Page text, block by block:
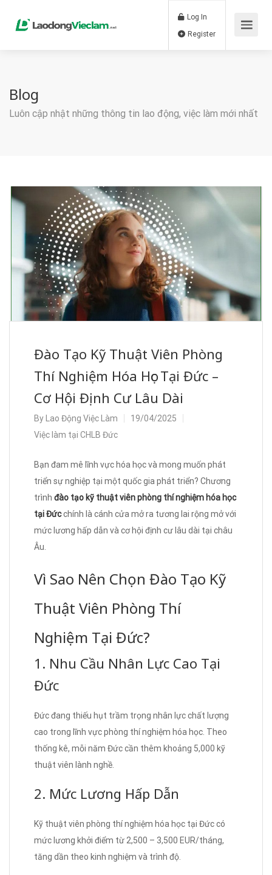
Log In
Blog
Luôn cập nhật những thông tin lao động, việc làm mới nhất
Đào Tạo Kỹ Thuật Viên Phòng
Thí Nghiệm Hóa Học Tại Đức –
Cơ Hội Định Cư Lâu Dài
By Lao Động Việc Làm
19/04/2025
Việc làm tại CHLB Đức
Bạn đam mê lĩnh vực hóa học và mong muốn phát
triển sự nghiệp tại một quốc gia phát triển? Chương
trình đào tạo kỹ thuật viên phòng thí nghiệm hóa học
tại Đứcchính là cánh cửa mở ra tương lai rộng mở với
mức lương hấp dẫn và cơ hội định cư lâu dài tại châu
Âu.
Vì Sao Nên Chọn Đào Tạo Kỹ
Thuật Viên Phòng Thí
Nghiệm Tại Đức?
1. Nhu Cầu Nhân Lực Cao Tại
Đức
Đức đang thiếu hụt trầm trọng nhân lực chất lượng
cao trong lĩnh vực phòng thí nghiệm hóa học. Theo
thống kê, mỗi năm Đức cần thêm khoảng 5,000 kỹ
thuật viên lành nghề.
2. Mức Lương Hấp Dẫn
Kỹ thuật viên phòng thí nghiệm hóa học tại Đức có
mức lương khởi điểm từ 2,500 – 3,500 EUR/tháng,
tăng dần theo kinh nghiệm và trình độ.